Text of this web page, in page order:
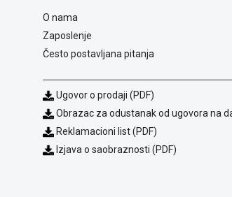
O nama
Zaposlenje
Često postavljana pitanja
Ugovor o prodaji (PDF)
Obrazac za odustanak od ugovora na
Reklamacioni list (PDF)
Izjava o saobraznosti (PDF)